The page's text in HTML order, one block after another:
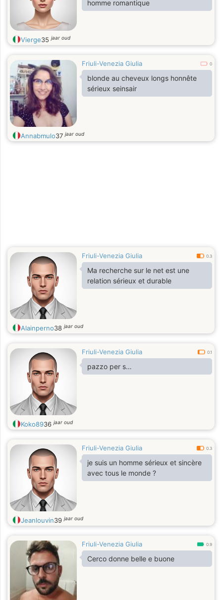
homme romantique
Vierge35jaar oud
Friuli-Venezia Giulia 0
blonde au cheveux longs honnête
sérieux seinsair
Annabmulo37jaar oud
Friuli-Venezia Giulia 0.3
Ma recherche sur le net est une
relation sérieux et durable
Alainperno38jaar oud
Friuli-Venezia Giulia 0.1
pazzo per s…
Koko8936jaar oud
Friuli-Venezia Giulia 0.3
je suis un homme sérieux et sincère
avec tous le monde ?
Jeanlouvin39jaar oud
Friuli-Venezia Giulia 0.9
Cerco donne belle e buone